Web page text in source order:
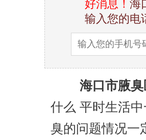
好消息！ 海
输入您的电
海口市腋
什么 平时生活
臭的问题情况一